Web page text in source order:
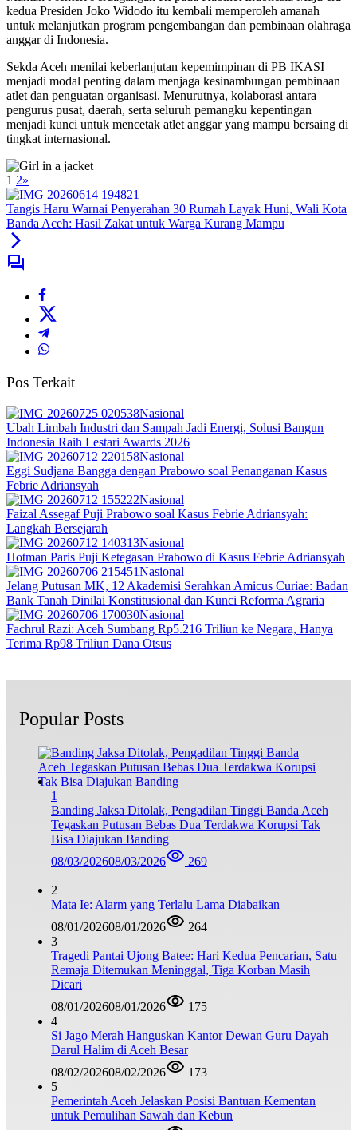
kedua Presiden Joko Widodo itu kembali memperoleh amanah
untuk melanjutkan program pengembangan dan pembinaan olahraga
anggar di Indonesia.
Sekda Aceh menilai keberlanjutan kepemimpinan di PB IKASI
menjadi modal penting dalam menjaga kesinambungan pembinaan
atlet dan penguatan organisasi. Menurutnya, kolaborasi antara
pengurus pusat, daerah, serta seluruh pemangku kepentingan
menjadi kunci untuk mencetak atlet anggar yang mampu bersaing di
tingkat internasional.
1 2»
Tangis Haru Warnai Penyerahan 30 Rumah Layak Huni, Wali Kota
Banda Aceh: Hasil Zakat untuk Warga Kurang Mampu
Pos Terkait
Nasional
Ubah Limbah Industri dan Sampah Jadi Energi, Solusi Bangun
Indonesia Raih Lestari Awards 2026
Nasional
Eggi Sudjana Bangga dengan Prabowo soal Penanganan Kasus
Febrie Adriansyah
Nasional
Faizal Assegaf Puji Prabowo soal Kasus Febrie Adriansyah:
Langkah Bersejarah
Nasional
Hotman Paris Puji Ketegasan Prabowo di Kasus Febrie Adriansyah
Nasional
Jelang Putusan MK, 12 Akademisi Serahkan Amicus Curiae: Badan
Bank Tanah Dinilai Konstitusional dan Kunci Reforma Agraria
Nasional
Fachrul Razi: Aceh Sumbang Rp5.216 Triliun ke Negara, Hanya
Terima Rp98 Triliun Dana Otsus
Popular Posts
1
Banding Jaksa Ditolak, Pengadilan Tinggi Banda Aceh
Tegaskan Putusan Bebas Dua Terdakwa Korupsi Tak
Bisa Diajukan Banding
08/03/202608/03/2026 269
2
Mata Ie: Alarm yang Terlalu Lama Diabaikan
08/01/202608/01/2026
264
3
Tragedi Pantai Ujong Batee: Hari Kedua Pencarian, Satu
Remaja Ditemukan Meninggal, Tiga Korban Masih
Dicari
08/01/202608/01/2026
175
4
Si Jago Merah Hanguskan Kantor Dewan Guru Dayah
Darul Halim di Aceh Besar
08/02/202608/02/2026
173
5
Pemerintah Aceh Jelaskan Posisi Bantuan Kementan
untuk Pemulihan Sawah dan Kebun